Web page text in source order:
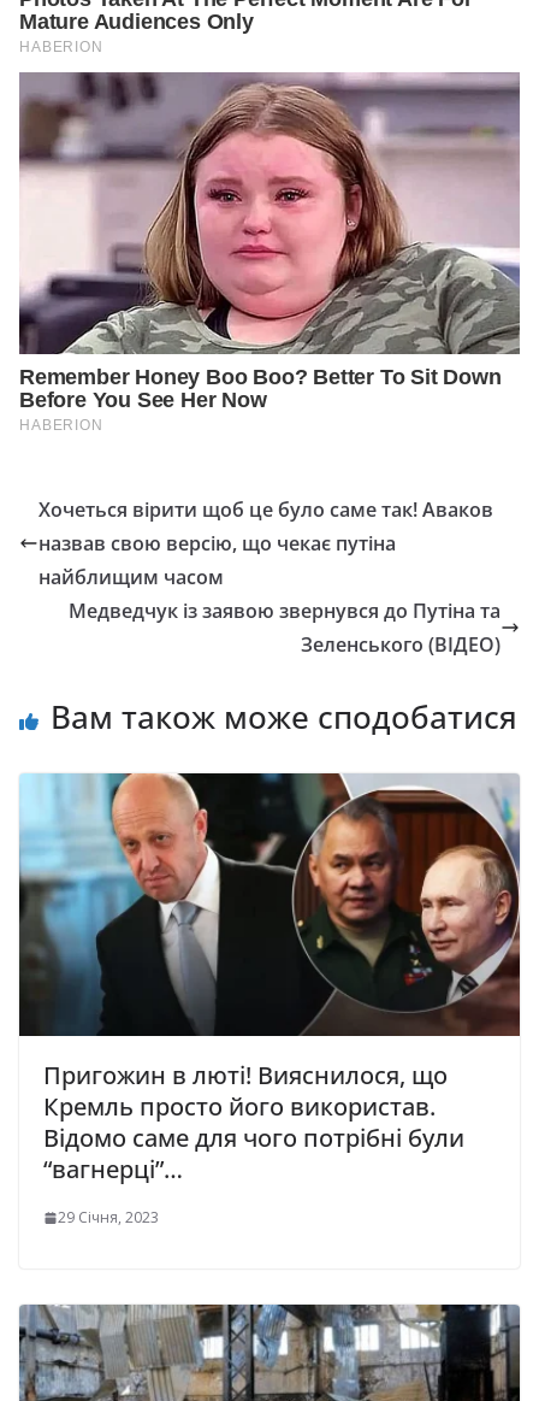
Хочеться вірити щоб це було саме так! Аваков
назвав свою версію, що чекає путіна
найблищим часом
Медведчук із заявою звернувся до Путіна та
Зеленського (ВІДЕО)
Вам також може сподобатися
Пригожин в люті! Вияснилося, що
Кремль просто його використав.
Відомо саме для чого потрібні були
“вагнерці”…
29 Січня, 2023